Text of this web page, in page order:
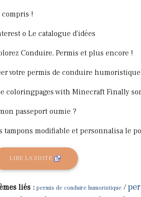
compris !
o Le catalogue d'idées
Conduire, Permis et plus encore !
votre permis de conduire
coloringpages with Minecraft Finally
passeport oumie ?
tampons modifiable et personnalisa le
LIRE LA SUITE
liés : permis de conduire humoristique /